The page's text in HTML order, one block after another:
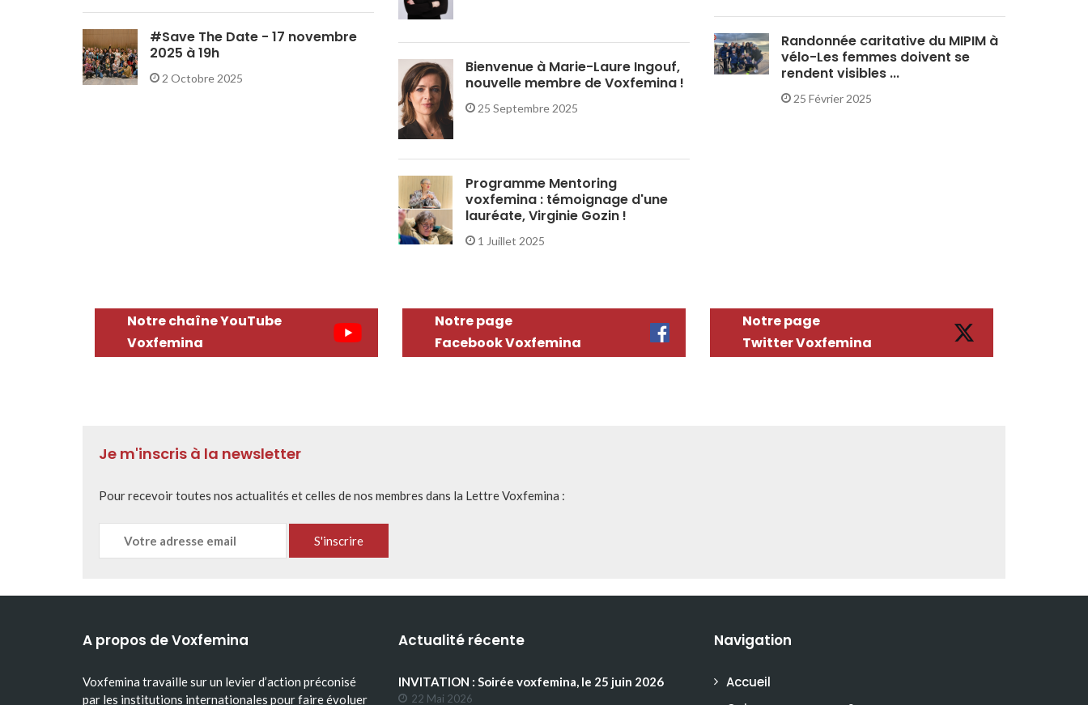
#Save The Date - 17 novembre
2025 à 19h
2 Octobre 2025
Bienvenue à Marie-Laure Ingouf,
nouvelle membre de Voxfemina !
25 Septembre 2025
Programme Mentoring
voxfemina : témoignage d'une
lauréate, Virginie Gozin !
1 Juillet 2025
Randonnée caritative du MIPIM à
vélo-Les femmes doivent se
rendent visibles ...
25 Février 2025
Notre chaîne YouTube
Voxfemina
Notre page
Facebook Voxfemina
Notre page
Twitter Voxfemina
Je m'inscris à la newsletter
Pour recevoir toutes nos actualités et celles de nos membres dans la Lettre Voxfemina :
A propos de Voxfemina
Voxfemina travaille sur un levier d’action préconisé
par les institutions internationales pour faire évoluer
Actualité récente
INVITATION : Soirée voxfemina, le 25 juin 2026
22 Mai 2026
Navigation
Accueil